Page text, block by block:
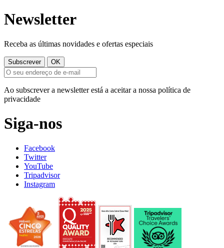
Newsletter
Receba as últimas novidades e ofertas especiais
Ao subscrever a newsletter está a aceitar a nossa política de
privacidade
Siga-nos
Facebook
Twitter
YouTube
Tripadvisor
Instagram